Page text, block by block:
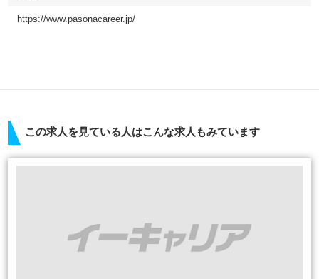
https://www.pasonacareer.jp/
この求人を見ている人はこんな求人もみています